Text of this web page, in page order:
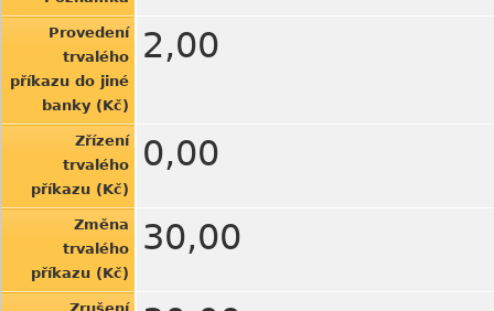
Provedení
trvalého
příkazu do jiné
banky (Kč)
2,00
Zřízení
trvalého
příkazu (Kč)
0,00
Změna
trvalého
příkazu (Kč)
30,00